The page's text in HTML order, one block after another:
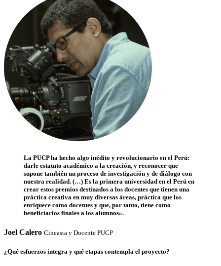
La PUCP ha hecho algo inédito y revolucionario en el Perú:
darle estatuto académico a la creación, y reconocer que
supone también un proceso de investigación y de diálogo con
nuestra realidad. (…) Es la primera universidad en el Perú en
crear estos premios destinados a los docentes que tienen una
práctica creativa en muy diversas áreas, práctica que los
enriquece como docentes y que, por tanto, tiene como
beneficiarios finales a los alumnos».
Joel Calero Cineasta y Docente PUCP
¿Qué esfuerzos integra y qué etapas contempla el proyecto?